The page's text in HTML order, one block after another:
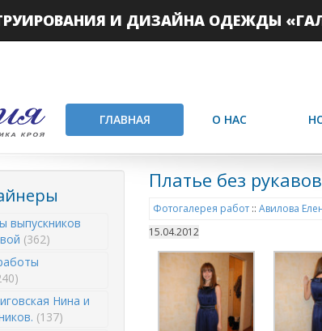
И ДИЗАЙНА ОДЕЖДЫ
ГЛАВНАЯ О НАС
выпускников
(362)
Нина и
(137)
Платье без рукавов
Фотогалерея работ:: Авилова
15.04.2012